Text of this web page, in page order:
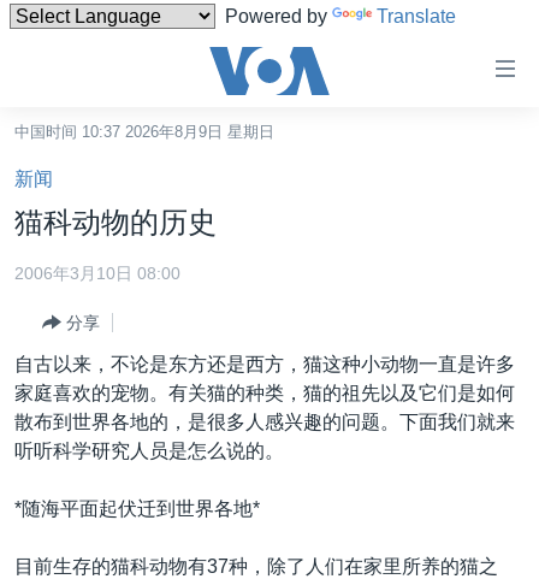
Powered by Translate
碍
链
接
跳
转
跳
转
到
航
转
港澳
国际
最新国际新闻
印太
中东
分类新闻
经济·金融·贸易
人权·法律·宗教
美中关系
热点专题
中国时间 10:37 2026年8月9日 星期日
新闻
猫科动物的历史
2006年3月10日 08:00
分享
自古以来，不论是东方还是西方，猫这种小动物一直是许多
家庭喜欢的宠物。有关猫的种类，猫的祖先以及它们是如何
散布到世界各地的，是很多人感兴趣的问题。下面我们就来
听听科学研究人员是怎么说的。
*随海平面起伏迁到世界各地*
目前生存的猫科动物有37种，除了人们在家里所养的猫之